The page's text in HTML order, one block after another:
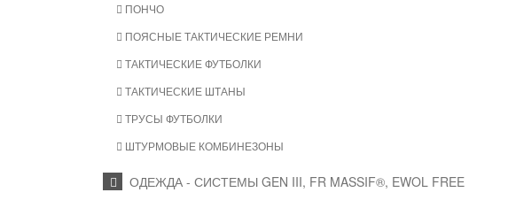
ПОНЧО
ПОЯСНЫЕ ТАКТИЧЕСКИЕ РЕМНИ
ТАКТИЧЕСКИЕ ФУТБОЛКИ
ТАКТИЧЕСКИЕ ШТАНЫ
ТРУСЫ ФУТБОЛКИ
ШТУРМОВЫЕ КОМБИНЕЗОНЫ
ОДЕЖДА - СИСТЕМЫ GEN III, FR MASSIF®, EWOL FREE